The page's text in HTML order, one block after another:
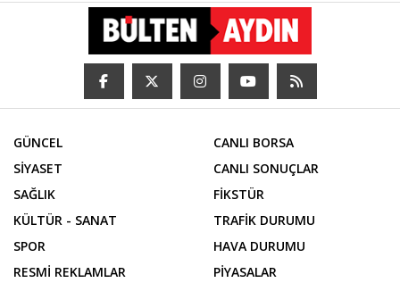
GÜNCEL
SİYASET
SAĞLIK
KÜLTÜR - SANAT
SPOR
RESMİ REKLAMLAR
CANLI BORSA
CANLI SONUÇLAR
FİKSTÜR
TRAFİK DURUMU
HAVA DURUMU
PİYASALAR